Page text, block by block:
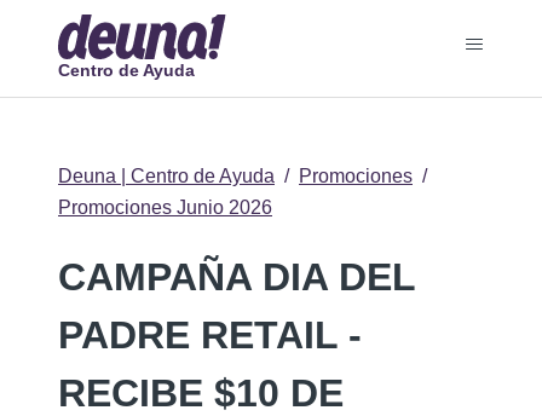
Centro de Ayuda
Deuna | Centro de Ayuda
Promociones
Promociones Junio 2026
CAMPAÑA DIA DEL
PADRE RETAIL -
RECIBE $10 DE